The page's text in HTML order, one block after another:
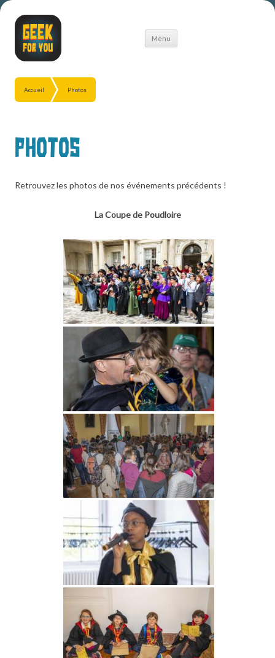
Menu
Aller
Accueil Photos
Photos
Retrouvez les photos de nos événements précédents !
La Coupe de Poudloire